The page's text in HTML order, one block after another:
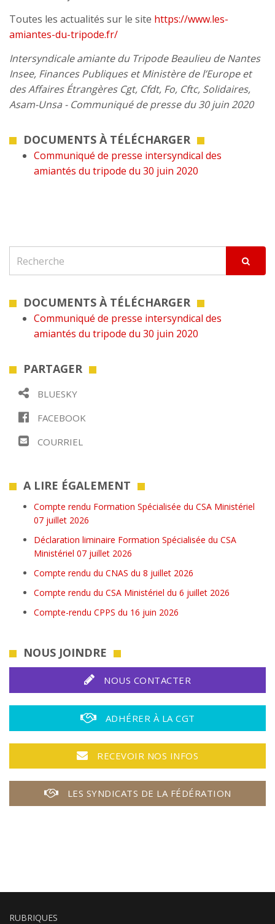
Toutes les actualités sur le site https://www.les-
amiantes-du-tripode.fr/
Intersyndicale amiante du Tripode Beaulieu de Nantes
Insee, Finances Publiques et Ministère de l’Europe et
des Affaires Étrangères Cgt, Cfdt, Fo, Cftc, Solidaires,
Asam-Unsa - Communiqué de presse du 30 juin 2020
DOCUMENTS À TÉLÉCHARGER
Communiqué de presse intersyndical des
amiantés du tripode du 30 juin 2020
DOCUMENTS À TÉLÉCHARGER
Communiqué de presse intersyndical des
amiantés du tripode du 30 juin 2020
PARTAGER
BLUESKY
FACEBOOK
COURRIEL
A LIRE ÉGALEMENT
Compte rendu Formation Spécialisée du CSA Ministériel
07 juillet 2026
Déclaration liminaire Formation Spécialisée du CSA
Ministériel 07 juillet 2026
Compte rendu du CNAS du 8 juillet 2026
Compte rendu du CSA Ministériel du 6 juillet 2026
Compte-rendu CPPS du 16 juin 2026
NOUS JOINDRE
NOUS CONTACTER
ADHÉRER À LA CGT
RECEVOIR NOS INFOS
LES SYNDICATS DE LA FÉDÉRATION
RUBRIQUES